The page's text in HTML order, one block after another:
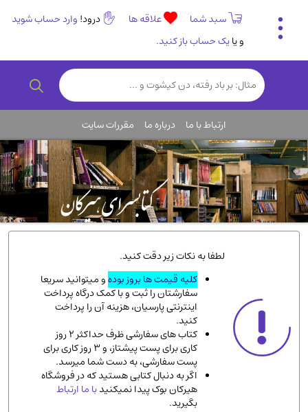
سبد شما علاقه ها درود! وارد حساب شوید
و یایک حساب باز کنید.
تاریخی و فرهنگی
(838)
رمان و داستان ایرانی(307)
روانشناسی(357)
انگلیسی و زبان خارجی(14)
کودکان و نوجوانان(76)
کتب نادر و کمیاب(19)
روانشناسی(112)
طب گیاهی و سنتی(45)
فلسفه و جامعه شناسی(151)
ادبیات و شعر
ادیان و مذاهب
دانشگاهی و آموزشی
اقتصادی، بازاریابی و مالی(57)
ارتباط با ما درباره ما مقررات سایت
لطفا به نکات زیر دقت کنید.
کلیه قیمت ها بروز بودهو میتوانید سریعا
سفارشتان را ثبت و با کمک درگاه پرداخت
اینترنتی پارسیان، هزینه آن را پرداخت
کنید.
کتاب های سفارشی ظرف حداکثر 2 روز
کاری برای پست پیشتاز، و 3 روز کاری برای
پست سفارشی، به دست شما میرسد.
اگر به دنبال کتابی هستید که در فروشگاه
هیرکان بوک پیدا نمیکنیدبا ما ارتباط
بگیرید.